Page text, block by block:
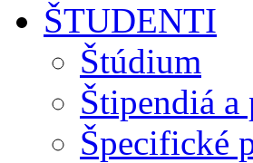
ŠTUDENTI
Štúdium
Štipendiá
Špecifické